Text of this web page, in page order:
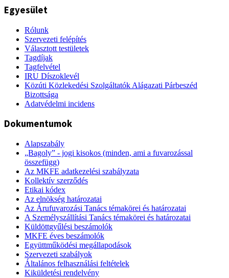
Egyesület
Rólunk
Szervezeti felépítés
Választott testületek
Tagdíjak
Tagfelvétel
IRU Díszoklevél
Közúti Közlekedési Szolgáltatók Alágazati Párbeszéd
Bizottsága
Adatvédelmi incidens
Dokumentumok
Alapszabály
„Bagoly” - jogi kisokos (minden, ami a fuvarozással
összefügg)
Az MKFE adatkezelési szabályzata
Kollektív szerződés
Etikai kódex
Az elnökség határozatai
Az Árufuvarozási Tanács témakörei és határozatai
A Személyszállítási Tanács témakörei és határozatai
Küldöttgyűlési beszámolók
MKFE éves beszámolók
Együttműködési megállapodások
Szervezeti szabályok
Általános felhasználási feltételek
Kiküldetési rendelvény